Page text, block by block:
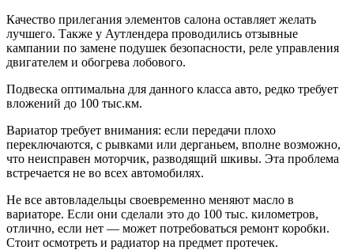
Качество прилегания элементов салона оставляет желать
лучшего. Также у Аутлендера проводились отзывные
кампании по замене подушек безопасности, реле управления
двигателем и обогрева лобового.
Подвеска оптимальна для данного класса авто, редко требует
вложений до 100 тыс.км.
Вариатор требует внимания: если передачи плохо
переключаются, с рывками или дерганьем, вполне возможно,
что неисправен моторчик, разводящий шкивы. Эта проблема
встречается не во всех автомобилях.
Не все автовладельцы своевременно меняют масло в
вариаторе. Если они сделали это до 100 тыс. километров,
отлично, если нет — может потребоваться ремонт коробки.
Стоит осмотреть и радиатор на предмет протечек.